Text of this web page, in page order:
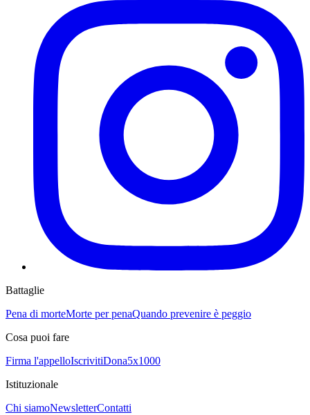
Battaglie
Pena di morteMorte per penaQuando prevenire è peggio
Cosa puoi fare
Firma l'appelloIscrivitiDona5x1000
Istituzionale
Chi siamoNewsletterContatti